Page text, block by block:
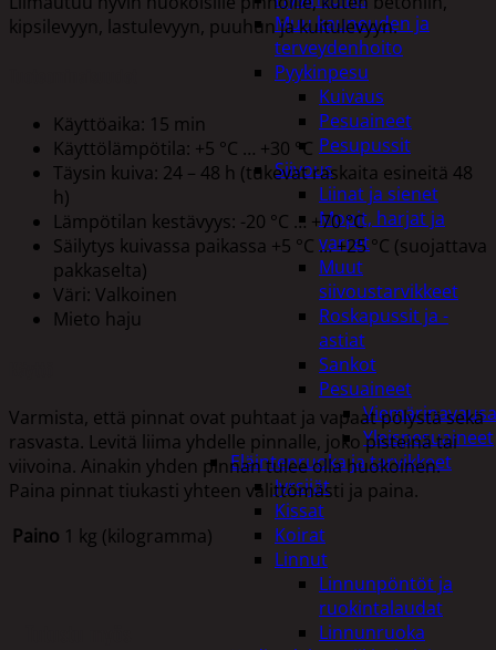
Muu kauneuden ja
terveydenhoito
Pyykinpesu
Kuivaus
Pesuaineet
Pesupussit
Siivous
Liinat ja sienet
Mopit, harjat ja
varret
Muut
siivoustarvikkeet
Roskapussit ja -
astiat
Sankot
Pesuaineet
Yleispesuaineet
Eläintenruoka ja tarvikkeet
Jyrsijät
Kissat
Koirat
Linnut
Linnunpöntöt ja
ruokintalaudat
Linnunruoka
kipsilevyyn, lastulevyyn, puuhun ja kuitulevyyn.
Käyttöaika: 15 min
Käyttölämpötila: +5 °C … +30 °C
Täysin kuiva: 24 – 48 h (tukevat raskaita esineitä 48
h)
Lämpötilan kestävyys: -20 °C … +70 °C
Säilytys kuivassa paikassa +5 °C … +25 °C (suojattava
pakkaselta)
Väri: Valkoinen
Mieto haju
Varmista, että pinnat ovat puhtaat ja vapaat pölystä sekä
rasvasta. Levitä liima yhdelle pinnalle, joko pisteinä tai
viivoina. Ainakin yhden pinnan tulee olla huokoinen.
Paina pinnat tiukasti yhteen välittömästi ja paina.
Paino 1 kg (kilogramma)